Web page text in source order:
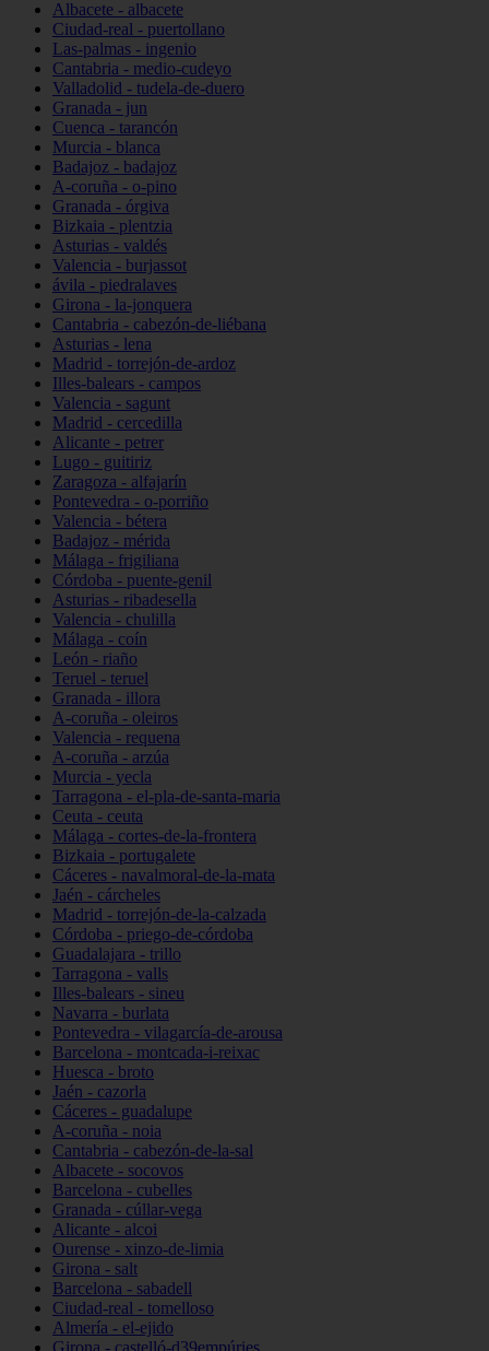
Albacete - albacete
Ciudad-real - puertollano
Las-palmas - ingenio
Cantabria - medio-cudeyo
Valladolid - tudela-de-duero
Granada - jun
Cuenca - tarancón
Murcia - blanca
Badajoz - badajoz
A-coruña - o-pino
Granada - órgiva
Bizkaia - plentzia
Asturias - valdés
Valencia - burjassot
ávila - piedralaves
Girona - la-jonquera
Cantabria - cabezón-de-liébana
Asturias - lena
Madrid - torrejón-de-ardoz
Illes-balears - campos
Valencia - sagunt
Madrid - cercedilla
Alicante - petrer
Lugo - guitiriz
Zaragoza - alfajarín
Pontevedra - o-porriño
Valencia - bétera
Badajoz - mérida
Málaga - frigiliana
Córdoba - puente-genil
Asturias - ribadesella
Valencia - chulilla
Málaga - coín
León - riaño
Teruel - teruel
Granada - illora
A-coruña - oleiros
Valencia - requena
A-coruña - arzúa
Murcia - yecla
Tarragona - el-pla-de-santa-maria
Ceuta - ceuta
Málaga - cortes-de-la-frontera
Bizkaia - portugalete
Cáceres - navalmoral-de-la-mata
Jaén - cárcheles
Madrid - torrejón-de-la-calzada
Córdoba - priego-de-córdoba
Guadalajara - trillo
Tarragona - valls
Illes-balears - sineu
Navarra - burlata
Pontevedra - vilagarcía-de-arousa
Barcelona - montcada-i-reixac
Huesca - broto
Jaén - cazorla
Cáceres - guadalupe
A-coruña - noia
Cantabria - cabezón-de-la-sal
Albacete - socovos
Barcelona - cubelles
Granada - cúllar-vega
Alicante - alcoi
Ourense - xinzo-de-limia
Girona - salt
Barcelona - sabadell
Ciudad-real - tomelloso
Almería - el-ejido
Girona - castelló-d39empúries